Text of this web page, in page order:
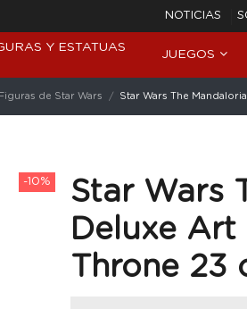
NOTICIAS
Y ESTATUAS
JUEGOS
Figuras de Star Wars Star Wars The
-10%
Star Wars
Deluxe Art
Throne 23